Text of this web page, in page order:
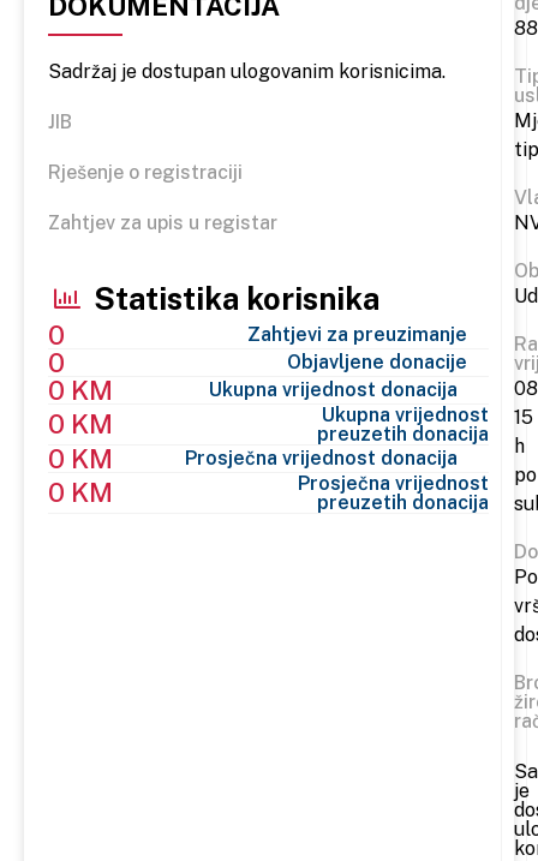
Sadržaj je dostupan ulogovanim korisnicima.
JIB
Rješenje o registraciji
Zahtjev za upis u registar
Statistika korisnika
0 Zahtjevi za preuzimanje
0 Objavljene donacije
0 KM Ukupna vrijednost donacija
0 KM
Ukupna vrijednost
preuzetih donacija
0 KM Prosječna vrijednost donacija
0 KM
Prosječna vrijednost
preuzetih donacija
tip
15
h
je